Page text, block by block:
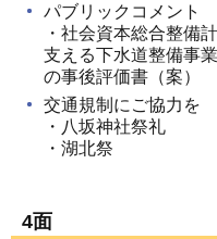
パブリックコメント
・社会資本総合整備
支える下水道整備事
の事後評価書（案）
交通規制にご協力を
・八坂神社祭礼
・湖北祭
4面